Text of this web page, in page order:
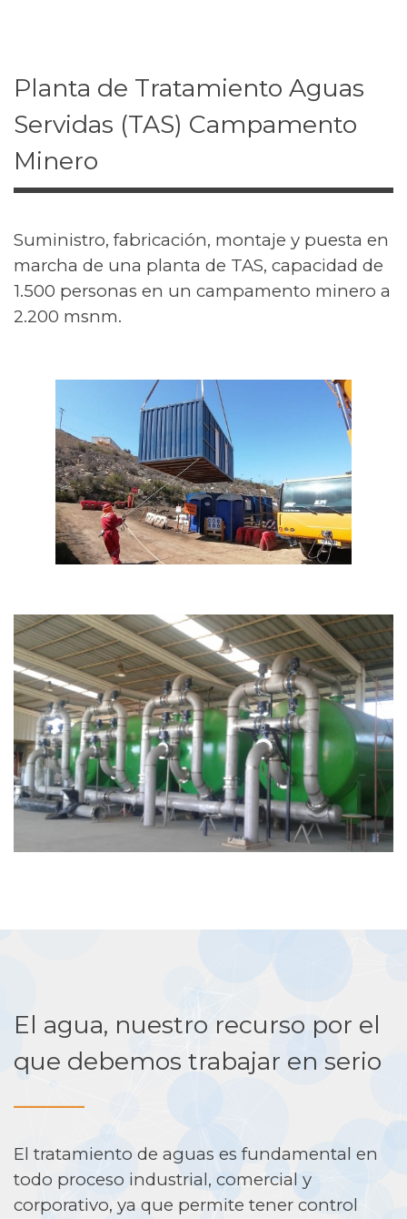
Planta de Tratamiento Aguas
Servidas (TAS) Campamento
Minero
Suministro, fabricación, montaje y puesta en
marcha de una planta de TAS, capacidad de
1.500 personas en un campamento minero a
2.200 msnm.
El agua, nuestro recurso por el
que debemos trabajar en serio
______
El tratamiento de aguas es fundamental en
todo proceso industrial, comercial y
corporativo, ya que permite tener control